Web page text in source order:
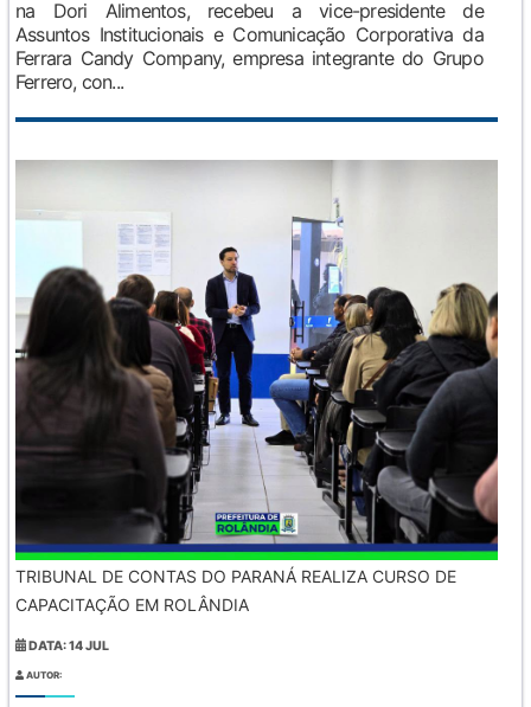
na Dori Alimentos, recebeu a vice-presidente de
Assuntos Institucionais e Comunicação Corporativa da
Ferrara Candy Company, empresa integrante do Grupo
Ferrero, con...
TRIBUNAL DE CONTAS DO PARANÁ REALIZA CURSO DE
CAPACITAÇÃO EM ROLÂNDIA
DATA: 14 JUL
AUTOR: